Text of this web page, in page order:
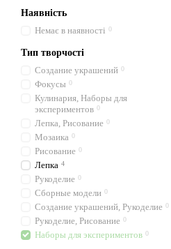
Наявність
Немає в наявності 0
Тип творчості
Создание украшений 0
Фокусы 0
Кулинария, Наборы для
экспериментов 0
Лепка, Рисование 0
Мозаика 0
Рисование 0
Лепка 4
Рукоделие 0
Сборные модели 0
Создание украшений, Рукоделие 0
Рукоделие, Рисование 0
Наборы для экспериментов 0